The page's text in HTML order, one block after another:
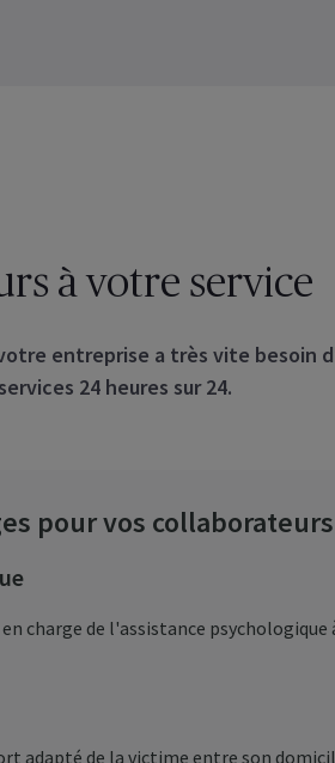
à votre service
entreprise a très vite besoin
24 heures sur 24.
pour vos collaborateurs
charge de l'assistance
adapté de la victime entre son